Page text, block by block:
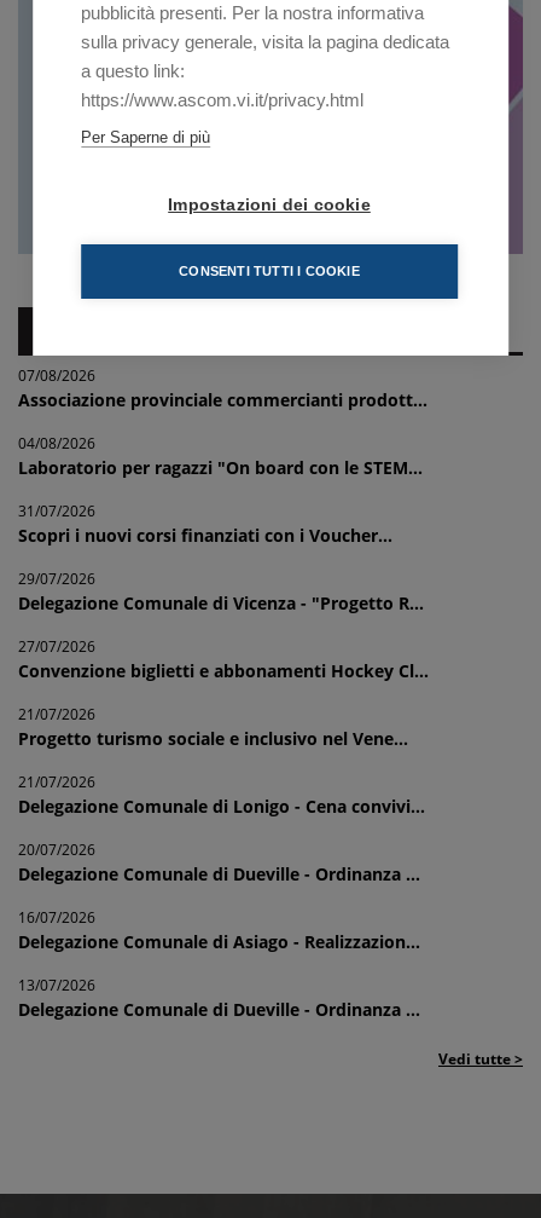
07/08/2026
Associazione provinciale commercianti prodott...
04/08/2026
Laboratorio per ragazzi "On board con le STEM...
31/07/2026
Scopri i nuovi corsi finanziati con i Voucher...
29/07/2026
Delegazione Comunale di Vicenza - "Progetto R...
27/07/2026
Convenzione biglietti e abbonamenti Hockey Cl...
21/07/2026
Progetto turismo sociale e inclusivo nel Vene...
21/07/2026
Delegazione Comunale di Lonigo - Cena convivi...
20/07/2026
Delegazione Comunale di Dueville - Ordinanza ...
16/07/2026
Delegazione Comunale di Asiago - Realizzazion...
13/07/2026
Delegazione Comunale di Dueville - Ordinanza ...
Vedi tutte >
pubblicità presenti. Per la nostra informativa
sulla privacy generale, visita la pagina dedicata
a questo link:
https://www.ascom.vi.it/privacy.html
Per Saperne di più
Impostazioni dei cookie
CONSENTI TUTTI I COOKIE